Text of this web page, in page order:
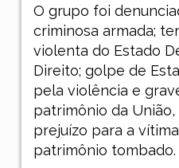
O grupo foi
criminosa armada;
violenta do Estado
Direito; golpe de
pela violência e
patrimônio da
prejuízo para a
patrimônio tombado.